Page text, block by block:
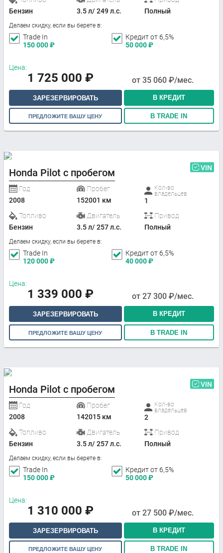
Бензин
3.5 л/ 249 л.с.
Полный
Делаем скидку, если вы берете в:
Trade In
150 000₽
Кредит от 6,5%
50 000₽
Цена:
1 725 000 ₽ от 35 060 ₽/мес.
ЗАРЕЗЕРВИРОВАТЬ В КРЕДИТ
ПРЕДЛОЖИТЕ ВАШУ ЦЕНУ В TRADE IN
Honda Pilot с пробегом VIN
Год
2008
Пробег
152001 км
Кол-во
владельцев
1
Топливо
Бензин
Двигатель
3.5 л/ 257 л.с.
Привод
Полный
Делаем скидку, если вы берете в:
Trade In
120 000₽
Кредит от 6,5%
40 000₽
Цена:
1 339 000 ₽ от 27 300 ₽/мес.
ЗАРЕЗЕРВИРОВАТЬ В КРЕДИТ
ПРЕДЛОЖИТЕ ВАШУ ЦЕНУ В TRADE IN
Honda Pilot с пробегом VIN
Год
2008
Пробег
142015 км
Кол-во
владельцев
2
Топливо
Бензин
Двигатель
3.5 л/ 257 л.с.
Привод
Полный
Делаем скидку, если вы берете в:
Trade In
150 000₽
Кредит от 6,5%
50 000₽
Цена:
1 310 000 ₽ от 27 500 ₽/мес.
ЗАРЕЗЕРВИРОВАТЬ В КРЕДИТ
ПРЕДЛОЖИТЕ ВАШУ ЦЕНУ В TRADE IN